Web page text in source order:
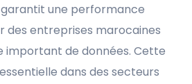
garantit une performance
des entreprises marocaines
important de données. Cette
dans des secteurs